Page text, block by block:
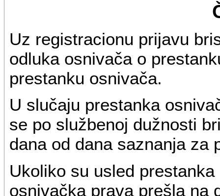
Uz registracionu prijavu
odluka osnivača o
prestanku osnivača.
U slučaju prestanka
se po službenoj dužnosti
dana od dana saznanja za
Ukoliko su usled
osnivačka prava prešla na